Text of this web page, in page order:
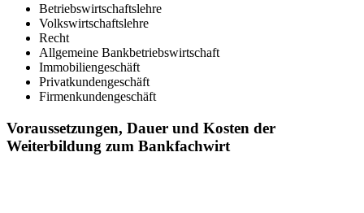
Betriebswirtschaftslehre
Volkswirtschaftslehre
Recht
Allgemeine Bankbetriebswirtschaft
Immobiliengeschäft
Privatkundengeschäft
Firmenkundengeschäft
Voraussetzungen, Dauer und Kosten der
Weiterbildung zum Bankfachwirt